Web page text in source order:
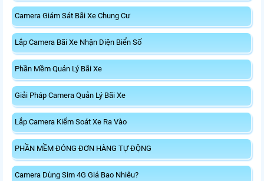
Camera Giám Sát Bãi Xe Chung Cư
Lắp Camera Bãi Xe Nhận Diện Biển Số
Phần Mềm Quản Lý Bãi Xe
Giải Pháp Camera Quản Lý Bãi Xe
Lắp Camera Kiểm Soát Xe Ra Vào
PHẦN MỀM ĐÓNG ĐƠN HÀNG TỰ ĐỘNG
Camera Dùng Sim 4G Giá Bao Nhiêu?